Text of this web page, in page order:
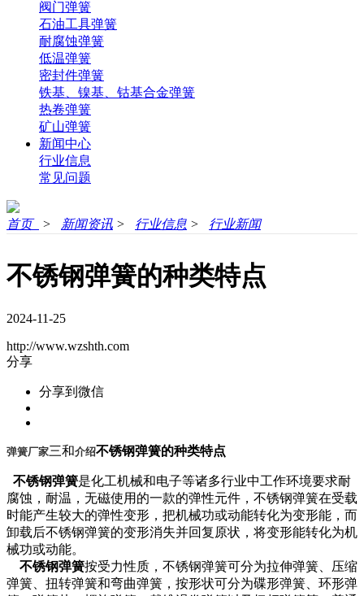
阀门弹簧
石油工具弹簧
耐腐蚀弹簧
低温弹簧
密封件弹簧
铁基、镍基、钴基合金弹簧
热卷弹簧
矿山弹簧
新闻中心
行业信息
常见问题
首页 > 新闻资讯 > 行业信息 > 行业新闻
不锈钢弹簧的种类特点
2024-11-25
http://www.wzshth.com
分享
分享到微信
弹簧厂家三和介绍不锈钢弹簧的种类特点
不锈钢弹簧是化工机械和电子等诸多行业中工作环境要求耐
腐蚀，耐温，无磁使用的一款的弹性元件，不锈钢弹簧在受载
时能产生较大的弹性变形，把机械功或动能转化为变形能，而
卸载后不锈钢弹簧的变形消失并回复原状，将变形能转化为机
械功或动能。
不锈钢弹簧按受力性质，不锈钢弹簧可分为拉伸弹簧、压缩
弹簧、扭转弹簧和弯曲弹簧，按形状可分为碟形弹簧、环形弹